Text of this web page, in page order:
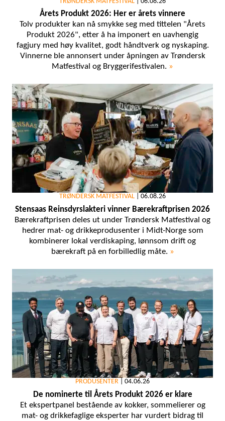
Årets Produkt 2026: Her er årets vinnere
Tolv produkter kan nå smykke seg med tittelen "Årets
Produkt 2026", etter å ha imponert en uavhengig
fagjury med høy kvalitet, godt håndtverk og nyskaping.
Vinnerne ble annonsert under åpningen av Trøndersk
Matfestival og Bryggerifestivalen. »
TRØNDERSK MATFESTIVAL 06.08.26
Stensaas Reinsdyrslakteri vinner Bærekraftprisen 2026
Bærekraftprisen deles ut under Trøndersk Matfestival og
hedrer mat- og drikkeprodusenter i Midt-Norge som
kombinerer lokal verdiskaping, lønnsom drift og
bærekraft på en forbilledlig måte. »
PRODUSENTER 04.06.26
De nominerte til Årets Produkt 2026 er klare
Et ekspertpanel bestående av kokker, sommelierer og
mat- og drikkefaglige eksperter har vurdert bidrag til